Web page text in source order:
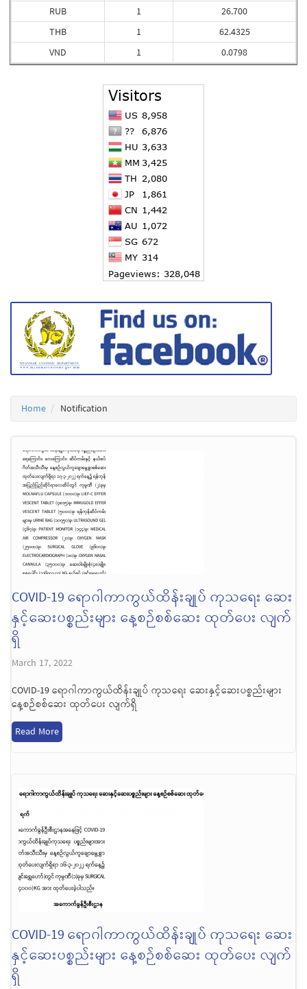
RUB
THB
VND
1
1
1
26.700
62.4325
0.0798
Home Notification
COVID-19 ရောဂါကာကွယ်ထိန်းချုပ် ကုသရေး ဆေး
နှင့်ဆေးပစ္စည်းများ နေ့စဉ်စစ်ဆေး ထုတ်ပေး လျက်
ရှိ
March 17, 2022
COVID-19 ရောဂါကာကွယ်ထိန်းချုပ် ကုသရေး ဆေးနှင့်ဆေးပစ္စည်းများ
နေ့စဉ်စစ်ဆေး ထုတ်ပေး လျက်ရှိ
Read More
COVID-19 ရောဂါကာကွယ်ထိန်းချုပ် ကုသရေး ဆေး
နှင့်ဆေးပစ္စည်းများ နေ့စဉ်စစ်ဆေး ထုတ်ပေး လျက်
ရှိ